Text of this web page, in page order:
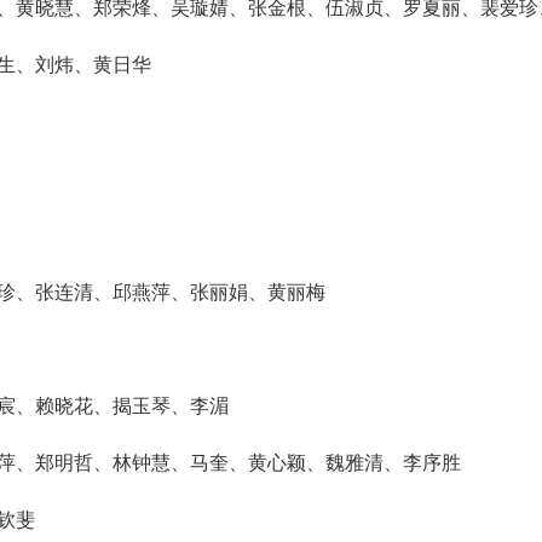
黄晓慧、郑荣烽、吴璇婧、张金根、伍淑贞、罗夏丽、裴爱
、刘炜、黄日华
、 张连清、邱燕萍、张丽娟、黄丽梅
、赖晓花、揭玉琴、李湄
、郑明哲、林钟慧、马奎、黄心颖、魏雅清、李序胜
斐